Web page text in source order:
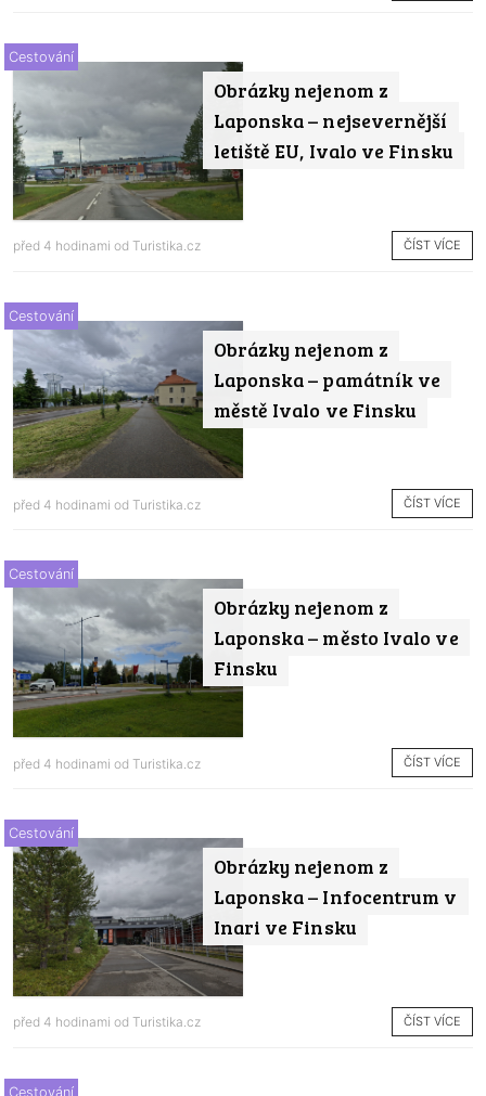
Obrázky nejenom z
Laponska – nejsevernější
letiště EU, Ivalo ve Finsku
Cestování
před 4 hodinami od Turistika.cz ČÍST VÍCE
Obrázky nejenom z
Laponska – památník ve
městě Ivalo ve Finsku
Cestování
před 4 hodinami od Turistika.cz ČÍST VÍCE
Obrázky nejenom z
Laponska – město Ivalo ve
Finsku
Cestování
před 4 hodinami od Turistika.cz ČÍST VÍCE
Obrázky nejenom z
Laponska – Infocentrum v
Inari ve Finsku
Cestování
před 4 hodinami od Turistika.cz ČÍST VÍCE
Cestování